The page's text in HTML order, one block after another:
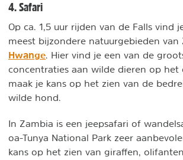
4. Safari
Op ca. 1,5 uur rijden van de Falls vind
meest bijzondere natuurgebieden van
Hwange . Hier vind je een van de
concentraties aan wilde dieren op het
maak je kans op het zien van de
wilde hond.
In Zambia is een jeepsafari of
oa-Tunya National Park zeer
kans op het zien van giraffen,